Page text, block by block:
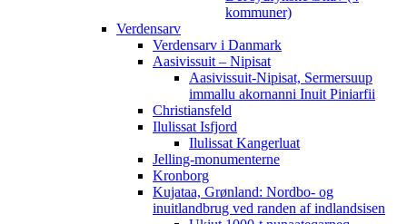
kommuner)
Verdensarv
Verdensarv i Danmark
Aasivissuit – Nipisat
Aasivissuit-Nipisat, Sermersuup
immallu akornanni Inuit Piniarfii
Christiansfeld
Ilulissat Isfjord
Ilulissat Kangerluat
Jelling-monumenterne
Kronborg
Kujataa, Grønland: Nordbo- og
inuitlandbrug ved randen af indlandsisen